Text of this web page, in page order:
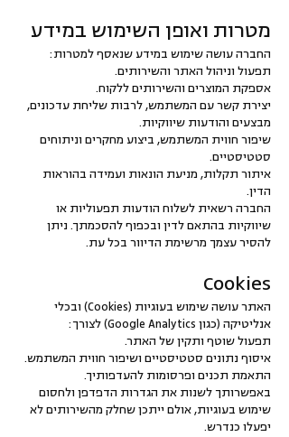
מטרות ואופן השימוש במידע
החברה עושה שימוש במידע שנאסף למטרות:
תפעול וניהול האתר והשירותים.
אספקת המוצרים והשירותים ללקוח.
יצירת קשר עם המשתמש, לרבות שליחת עדכונים,
מבצעים והודעות שיווקיות.
שיפור חווית המשתמש, ביצוע מחקרים וניתוחים
סטטיסטיים.
איתור תקלות, מניעת הונאות ועמידה בהוראות
הדין.
החברה רשאית לשלוח הודעות תפעוליות או
שיווקיות בהתאם לדין ובכפוף להסכמתך. ניתן
להסיר עצמך מרשימת הדיוור בכל עת.
Cookies
האתר עושה שימוש בעוגיות (Cookies) ובכלי
אנליטיקה (כגון Google Analytics) לצורך:
תפעול שוטף ותקין של האתר.
איסוף נתונים סטטיסטיים ושיפור חווית המשתמש.
התאמת תכנים ופרסומות להעדפותיך.
באפשרותך לשנות את הגדרות הדפדפן ולחסום
שימוש בעוגיות, אולם ייתכן שחלק מהשירותים לא
יפעלו כנדרש.